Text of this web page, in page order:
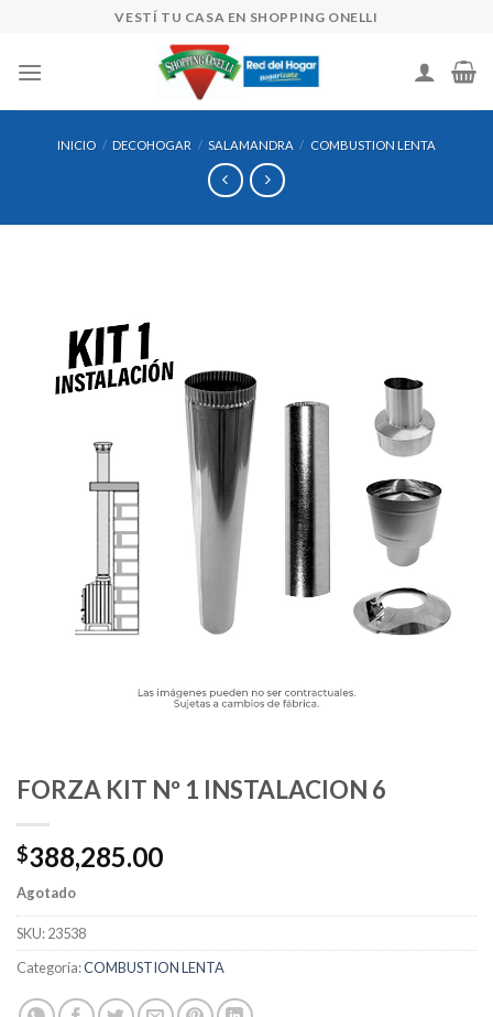
content
VESTÍ TU CASA EN SHOPPING ONELLI
INICIO / DECOHOGAR / SALAMANDRA / COMBUSTION LENTA
FORZA KIT Nº 1 INSTALACION 6
$388,285.00
Agotado
SKU:23538
Categoría:COMBUSTION LENTA